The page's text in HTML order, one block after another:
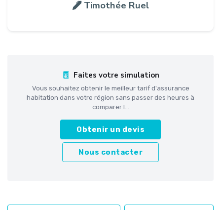
Timothée Ruel
Faites votre simulation
Vous souhaitez obtenir le meilleur tarif d'assurance
habitation dans votre région sans passer des heures à
comparer l...
Obtenir un devis
Nous contacter